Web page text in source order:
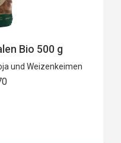
Bio 500 g
und Weizenkeimen